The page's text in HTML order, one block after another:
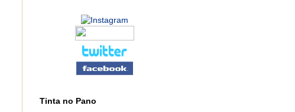
Tinta no Pano